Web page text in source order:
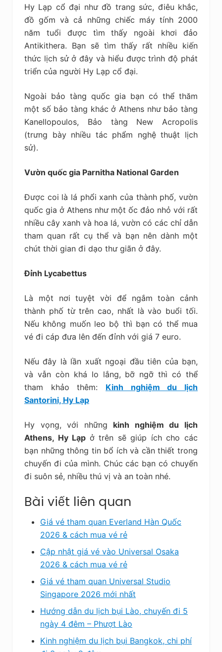
Hy Lạp cổ đại như đồ trang sức, điêu khắc,
đồ gốm và cả những chiếc máy tính 2000
năm tuổi được tìm thấy ngoài khơi đảo
Antikithera. Bạn sẽ tìm thấy rất nhiều kiến
thức lịch sử ở đây và hiểu được trình độ phát
triển của người Hy Lạp cổ đại.
Ngoài bảo tàng quốc gia bạn có thể thăm
một số bảo tàng khác ở Athens như bảo tàng
Kanellopoulos, Bảo tàng New Acropolis
(trưng bày nhiều tác phẩm nghệ thuật lịch
sử).
Vườn quốc gia Parnitha National Garden
Được coi là lá phổi xanh của thành phố, vườn
quốc gia ở Athens như một ốc đảo nhỏ với rất
nhiều cây xanh và hoa lá, vườn có các chỉ dẫn
tham quan rất cụ thể và bạn nên dành một
chút thời gian đi dạo thư giãn ở đây.
Đỉnh Lycabettus
Là một nơi tuyệt vời để ngắm toàn cảnh
thành phố từ trên cao, nhất là vào buổi tối.
Nếu không muốn leo bộ thì bạn có thể mua
vé đi cáp đưa lên đến đỉnh với giá 7 euro.
Nếu đây là lần xuất ngoại đầu tiên của bạn,
và vẫn còn khá lo lắng, bỡ ngỡ thì có thể
tham khảo thêm: Kinh nghiệm du lịch
Santorini, Hy Lạp
Hy vọng, với những kinh nghiệm du lịch
Athens, Hy Lạp ở trên sẽ giúp ích cho các
bạn những thông tin bổ ích và cần thiết trong
chuyến đi của mình. Chúc các bạn có chuyến
đi suôn sẻ, nhiều thú vị và an toàn nhé.
Bài viết liên quan
Giá vé tham quan Everland Hàn Quốc
2026 & cách mua vé rẻ
Cập nhật giá vé vào Universal Osaka
2026 & cách mua vé rẻ
Giá vé tham quan Universal Studio
Singapore 2026 mới nhất
Hướng dẫn du lịch bụi Lào, chuyến đi 5
ngày 4 đêm – Phượt Lào
Kinh nghiệm du lịch bụi Bangkok, chi phí